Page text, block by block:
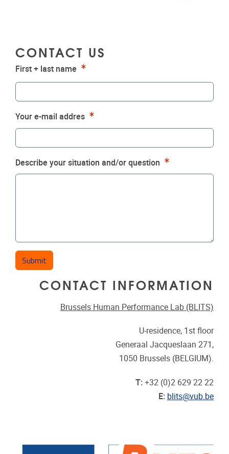
CONTACT US
First + last name
Your e-mail addres
Describe your situation and/or question
CONTACT INFORMATION
Brussels Human Performance Lab (BLITS)
U-residence, 1st floor
Generaal Jacqueslaan 271,
1050 Brussels (BELGIUM).
T: +32 (0)2 629 22 22
E: blits@vub.be